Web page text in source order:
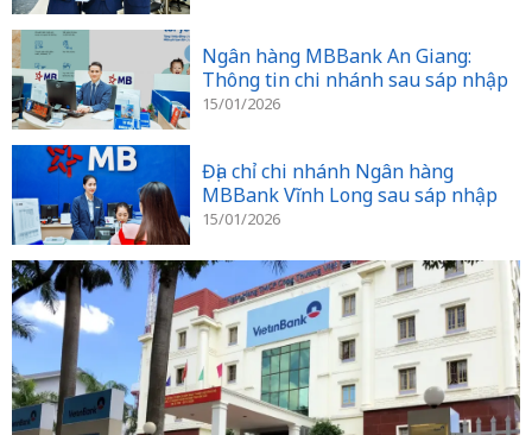
Ngân hàng MBBank An Giang:
Thông tin chi nhánh sau sáp nhập
15/01/2026
Địa chỉ chi nhánh Ngân hàng
MBBank Vĩnh Long sau sáp nhập
15/01/2026